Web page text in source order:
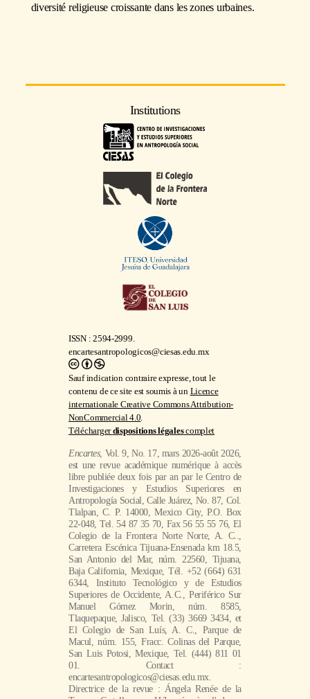
diversité religieuse croissante dans les zones urbaines.
Institutions
ISSN : 2594-2999.
encartesantropologicos@ciesas.edu.mx
Sauf indication contraire expresse, tout le
contenu de ce site est soumis à un Licence
internationale Creative Commons Attribution-
NonCommercial 4.0.
Téléchargerdispositions légalescomplet
Encartes, Vol. 9, No. 17, mars 2026-août 2026,
est une revue académique numérique à accès
libre publiée deux fois par an par le Centro de
Investigaciones y Estudios Superiores en
Antropología Social, Calle Juárez, No. 87, Col.
Tlalpan, C. P. 14000, Mexico City, P.O. Box
22-048, Tel. 54 87 35 70, Fax 56 55 55 76, El
Colegio de la Frontera Norte Norte, A. C..,
Carretera Escénica Tijuana-Ensenada km 18.5,
San Antonio del Mar, núm. 22560, Tijuana,
Baja California, Mexique, Tél. +52 (664) 631
6344, Instituto Tecnológico y de Estudios
Superiores de Occidente, A.C., Periférico Sur
Manuel Gómez Morin, núm. 8585,
Tlaquepaque, Jalisco, Tel. (33) 3669 3434, et
El Colegio de San Luís, A. C., Parque de
Macul, núm. 155, Fracc. Colinas del Parque,
San Luis Potosi, Mexique, Tel. (444) 811 01
01. Contact :
encartesantropologicos@ciesas.edu.mx.
Directrice de la revue : Ángela Renée de la